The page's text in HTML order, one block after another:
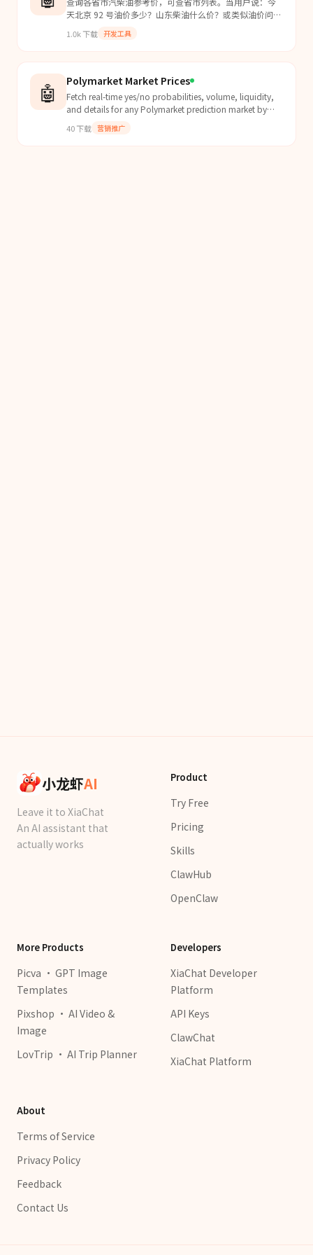
天北京 92 号油价多少？山东柴油什么价？或类似油价问题
1.0k下载 开发工具
🤖 Polymarket Market Prices
Fetch real-time yes/no probabilities, volume, liquidity,
and details for any Polymarket prediction market by
40下载 营销推广
小龙虾AI
Leave it to XiaChat
An AI assistant that
actually works
Product
Try Free
Pricing
Skills
ClawHub
OpenClaw
More Products
Picva · GPT Image
Templates
Pixshop · AI Video &
Image
LovTrip · AI Trip Planner
Developers
XiaChat Developer
Platform
API Keys
ClawChat
XiaChat Platform
About
Terms of Service
Privacy Policy
Feedback
Contact Us